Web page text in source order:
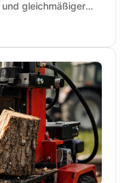
gleichmäßiger